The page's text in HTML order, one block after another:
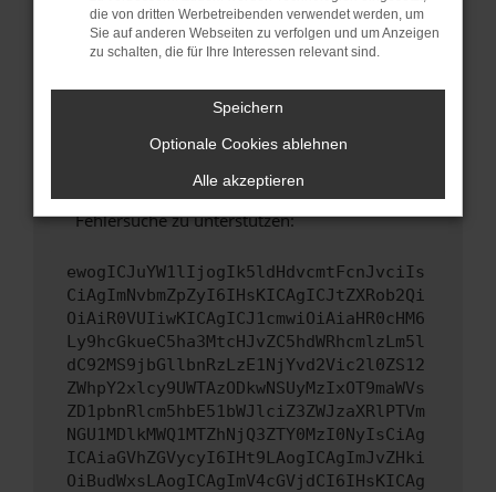
Sicherheitsrisiko, sondern kann auch dazu
führen, dass bestimmte Funktionen nicht mehr
unterstützt werden.
Wende dich an den Webseitenbetreiber.
Wenn du alle oben genannten Schritte versucht
hast, kontaktiere uns bitte. Wir werden
versuchen, das Problem zu beheben. Du kannst
uns diesen Text schicken, um uns bei der
Fehlersuche zu unterstützen:
ewogICJuYW1lIjogIk5ldHdvcmtFcnJvciIs
CiAgImNvbmZpZyI6IHsKICAgICJtZXRob2Qi
OiAiR0VUIiwKICAgICJ1cmwiOiAiaHR0cHM6
Ly9hcGkueC5ha3MtcHJvZC5hdWRhcmlzLm5l
dC92MS9jbGllbnRzLzE1NjYvd2Vic2l0ZS12
ZWhpY2xlcy9UWTAzODkwNSUyMzIxOT9maWVs
ZD1pbnRlcm5hbE51bWJlciZ3ZWJzaXRlPTVm
NGU1MDlkMWQ1MTZhNjQ3ZTY0MzI0NyIsCiAg
ICAiaGVhZGVycyI6IHt9LAogICAgImJvZHki
OiBudWxsLAogICAgImV4cGVjdCI6IHsKICAg
die von dritten Werbetreibenden verwendet werden, um
Sie auf anderen Webseiten zu verfolgen und um Anzeigen
zu schalten, die für Ihre Interessen relevant sind.
Speichern
Optionale Cookies ablehnen
Alle akzeptieren